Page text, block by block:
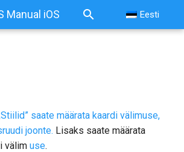
Manual iOS Eesti
saate määrata kaardi välimuse,
joonte. Lisaks saate määrata
välim use.